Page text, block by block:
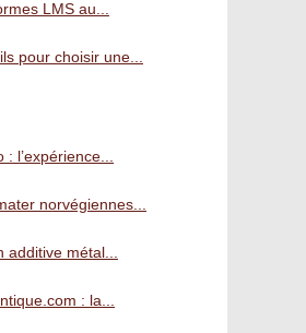
LMS au...
pour choisir une...
l’expérience...
norvégiennes...
additive métal...
: la...